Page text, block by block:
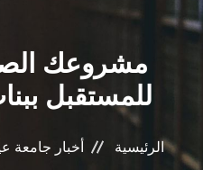
مشروعك
للمستقبل
الرئيسية أخبار